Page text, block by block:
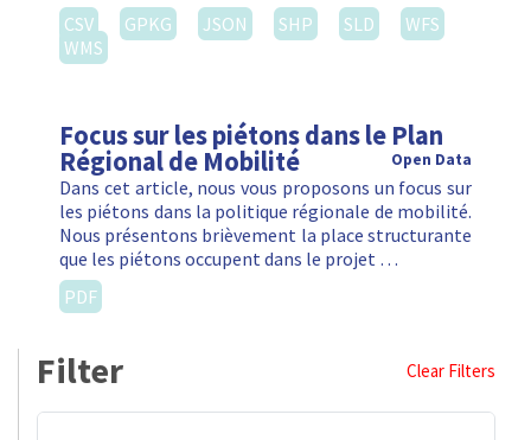
CSV
GPKG JSON SHP SLD
WFS
WMS
Focus sur les piétons dans le Plan
Régional de Mobilité Open Data
Dans cet article, nous vous proposons un focus sur
les piétons dans la politique régionale de mobilité.
Nous présentons brièvement la place structurante
que les piétons occupent dans le projet …
PDF
Filter Clear Filters